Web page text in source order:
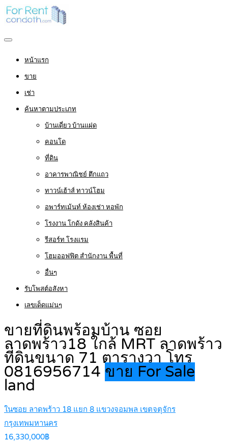
หน้าแรก
ขาย
เช่า
ค้นหาตามประเภท
บ้านเดี่ยว บ้านแฝด
คอนโด
ที่ดิน
อาคารพาณิชย์ ตึกแถว
ทาวน์เฮ้าส์ ทาวน์โฮม
อพาร์ทเม้นท์ ห้องเช่า หอพัก
โรงงาน โกดัง คลังสินค้า
รีสอร์ท โรงแรม
โฮมออฟฟิต สำนักงาน พื้นที่
อื่นๆ
รับโพสต์อสังหา
เลขเด็ดแม่นๆ
ขายที่ดินพร้อมบ้าน ซอย
ลาดพร้าว18 ใกล้ MRT ลาดพร้าว
ที่ดินขนาด 71 ตารางวา โทร
0816956714 ขาย For Sale
land
ในซอย ลาดพร้าว 18 แยก 8 แขวงจอมพล เขตจตุจักร
กรุงเทพมหานคร
16,330,000฿